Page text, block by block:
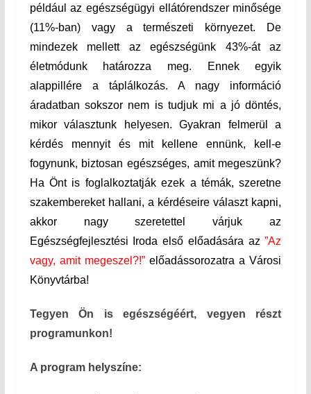
például az egészségügyi ellátórendszer minősége
(11%-ban) vagy a természeti környezet. De
mindezek mellett az egészségünk 43%-át az
életmódunk határozza meg. Ennek egyik
alappillére a táplálkozás. A nagy információ
áradatban sokszor nem is tudjuk mi a jó döntés,
mikor választunk helyesen. Gyakran felmerül a
kérdés mennyit és mit kellene ennünk, kell-e
fogynunk, biztosan egészséges, amit megeszünk?
Ha Önt is foglalkoztatják ezek a témák, szeretne
szakembereket hallani, a kérdéseire választ kapni,
akkor nagy szeretettel várjuk az
Egészségfejlesztési Iroda első előadására az”Az
vagy, amit megeszel?!”előadássorozatra a Városi
Könyvtárba!
Tegyen Ön is egészségéért, vegyen részt
programunkon!
A program helyszíne: